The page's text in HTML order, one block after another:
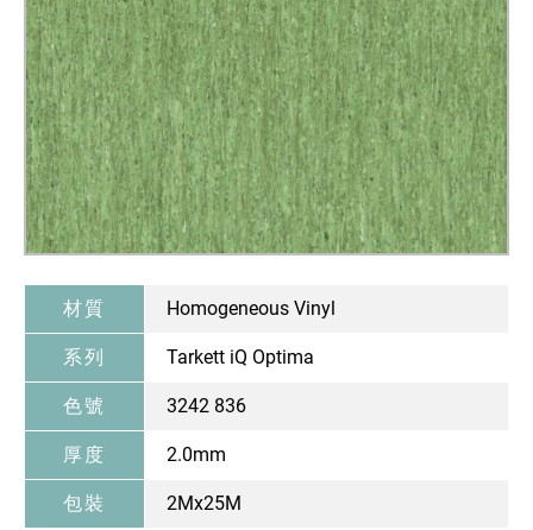
材質 Homogeneous Vinyl
系列 Tarkett iQ Optima
色號 3242 836
厚度 2.0mm
包裝 2Mx25M